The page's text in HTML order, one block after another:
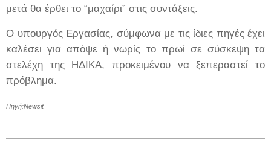
μετά θα έρθει το “μαχαίρι” στις συντάξεις.
Ο υπουργός Εργασίας, σύμφωνα με τις ίδιες πηγές έχει
καλέσει για απόψε ή νωρίς το πρωί σε σύσκεψη τα
στελέχη της ΗΔΙΚΑ, προκειμένου να ξεπεραστεί το
πρόβλημα.
Πηγή:Newsit